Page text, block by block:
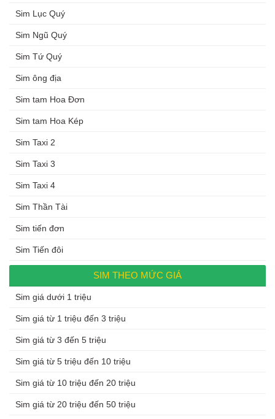
Sim Lục Quý
Sim Ngũ Quý
Sim Tứ Quý
Sim ông địa
Sim tam Hoa Đơn
Sim tam Hoa Kép
Sim Taxi 2
Sim Taxi 3
Sim Taxi 4
Sim Thần Tài
Sim tiến đơn
Sim Tiến đôi
SIM THEO MỨC GIÁ
Sim giá dưới 1 triệu
Sim giá từ 1 triệu đến 3 triệu
Sim giá từ 3 đến 5 triệu
Sim giá từ 5 triệu đến 10 triệu
Sim giá từ 10 triệu đến 20 triệu
Sim giá từ 20 triệu đến 50 triệu